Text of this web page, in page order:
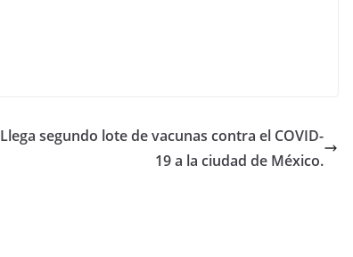
Llega segundo lote de vacunas contra el COVID-
19 a la ciudad de México.